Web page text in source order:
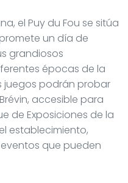
el Puy du Fou se sitúa
un día de
grandiosos
épocas de la
juegos podrán probar
accesible para
de Exposiciones de la
establecimiento,
que pueden